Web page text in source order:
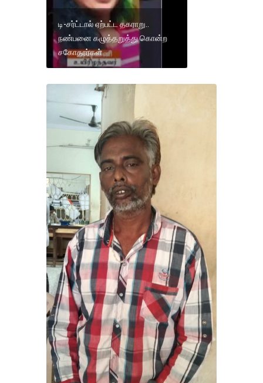
டி-சர்ட்டால் ஏற்பட்ட தகராறு..
நண்பனை கழுத்தறுத்து கொன்ற
சகோதரர்கள்